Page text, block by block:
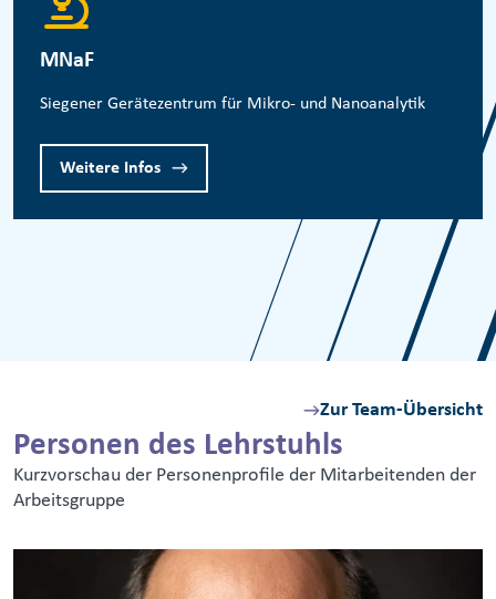
MNaF
Siegener Gerätezentrum für Mikro- und Nanoanalytik
Weitere Infos
Personen des Lehrstuhls
Kurzvorschau der Personenprofile der Mitarbeitenden der
Arbeitsgruppe
Zur Team-Übersicht